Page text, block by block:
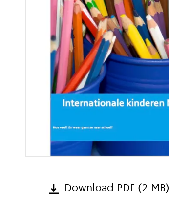
Download PDF (2 MB)